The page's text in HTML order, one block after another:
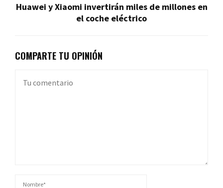
Huawei y Xiaomi invertirán miles de millones en
el coche eléctrico
COMPARTE TU OPINIÓN